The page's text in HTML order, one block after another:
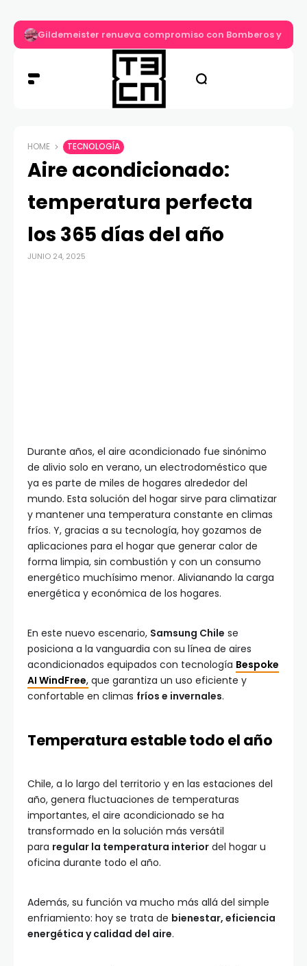
Gildemeister renueva compromiso con Bomberos y
HOME TECNOLOGÍA
Aire acondicionado:
temperatura perfecta
los 365 días del año
JUNIO 24, 2025
Durante años, el aire acondicionado fue sinónimo
de alivio solo en verano, un electrodoméstico que
ya es parte de miles de hogares alrededor del
mundo. Esta solución del hogar sirve para climatizar
y mantener una temperatura constante en climas
fríos. Y, gracias a su tecnología, hoy gozamos de
aplicaciones para el hogar que generar calor de
forma limpia, sin combustión y con un consumo
energético muchísimo menor. Alivianando la carga
energética y económica de los hogares.
En este nuevo escenario, Samsung Chile se
posiciona a la vanguardia con su línea de aires
acondicionados equipados con tecnología Bespoke
AI WindFree, que garantiza un uso eficiente y
confortable en climas fríos e invernales.
Temperatura estable todo el año
Chile, a lo largo del territorio y en las estaciones del
año, genera fluctuaciones de temperaturas
importantes, el aire acondicionado se ha
transformado en la solución más versátil
para regular la temperatura interior del hogar u
oficina durante todo el año.
Además, su función va mucho más allá del simple
enfriamiento: hoy se trata de bienestar, eficiencia
energética y calidad del aire.